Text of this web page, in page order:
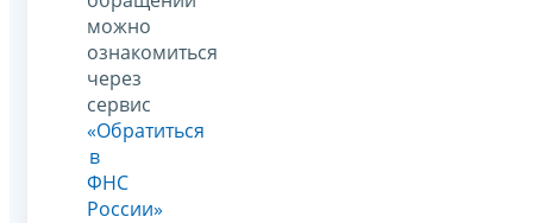
можно
ознакомиться
через
сервис
«Обратиться
в
ФНС
России»